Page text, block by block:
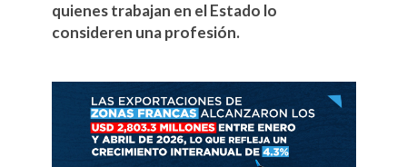
quienes trabajan en el Estado lo
consideren una profesión.